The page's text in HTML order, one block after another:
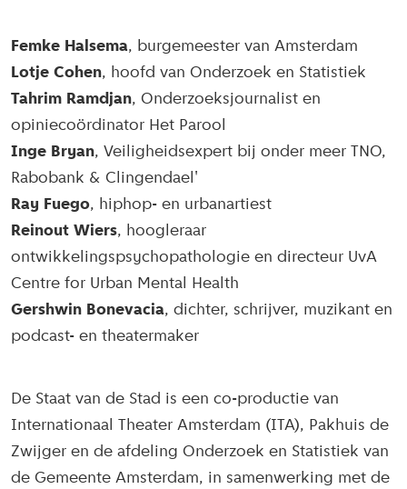
Femke Halsema, burgemeester van Amsterdam
Lotje Cohen, hoofd van Onderzoek en Statistiek
Tahrim Ramdjan, Onderzoeksjournalist en
opiniecoördinator Het Parool
Inge Bryan, Veiligheidsexpert bij onder meer TNO,
Rabobank & Clingendael'
Ray Fuego, hiphop- en urbanartiest
Reinout Wiers, hoogleraar
ontwikkelingspsychopathologie en directeur UvA
Centre for Urban Mental Health
Gershwin Bonevacia, dichter, schrijver, muzikant en
podcast- en theatermaker
De Staat van de Stad is een co-productie van
Internationaal Theater Amsterdam (ITA), Pakhuis de
Zwijger en de afdeling Onderzoek en Statistiek van
de Gemeente Amsterdam, in samenwerking met de